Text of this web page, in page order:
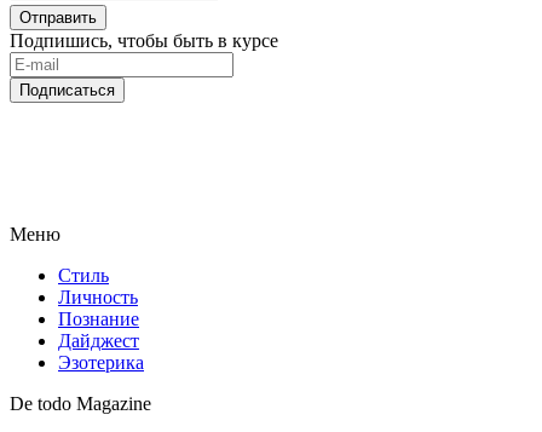
Отправить
Подпишись, чтобы быть в курсе
Подписаться
Меню
Стиль
Личность
Познание
Дайджест
Эзотерика
De todo Magazine